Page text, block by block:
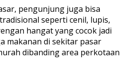
pengunjung juga bisa
seperti cenil, lupis,
hangat yang cocok jadi
makanan di sekitar pasar
dibanding area perkotaan